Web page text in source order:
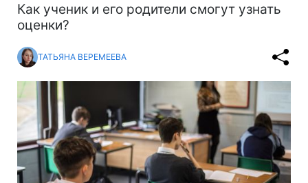
Как ученик и его родители смогут узнать
оценки?
ТАТЬЯНА ВЕРЕМЕЕВА